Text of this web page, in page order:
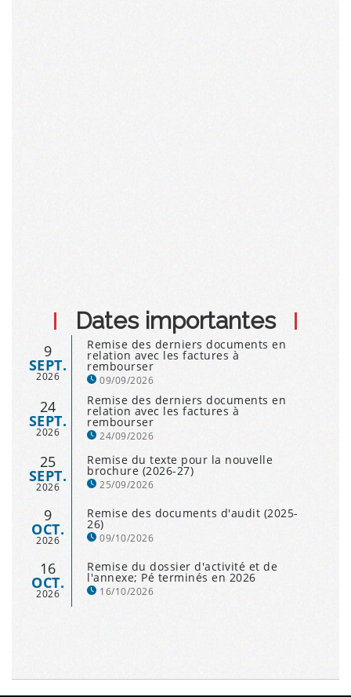
Dates importantes
9
SEPT.
2026
Remise des derniers documents en
relation avec les factures à
rembourser
09/09/2026
24
SEPT.
2026
Remise des derniers documents en
relation avec les factures à
rembourser
24/09/2026
25
SEPT.
2026
Remise du texte pour la nouvelle
brochure (2026-27)
25/09/2026
9
OCT.
2026
Remise des documents d'audit (2025-
26)
09/10/2026
16
OCT.
2026
Remise du dossier d'activité et de
l'annexe; Pé terminés en 2026
16/10/2026